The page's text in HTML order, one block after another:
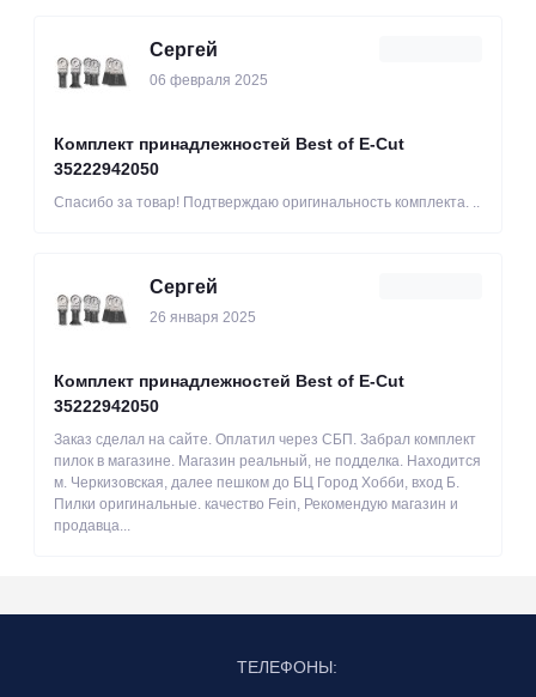
Сергей
06 февраля 2025
Комплект принадлежностей Best of E-Cut
35222942050
Спасибо за товар! Подтверждаю оригинальность комплекта. ..
Сергей
26 января 2025
Комплект принадлежностей Best of E-Cut
35222942050
Заказ сделал на сайте. Оплатил через СБП. Забрал комплект
пилок в магазине. Магазин реальный, не подделка. Находится
м. Черкизовская, далее пешком до БЦ Город Хобби, вход Б.
Пилки оригинальные. качество Fein, Рекомендую магазин и
продавца...
ТЕЛЕФОНЫ: